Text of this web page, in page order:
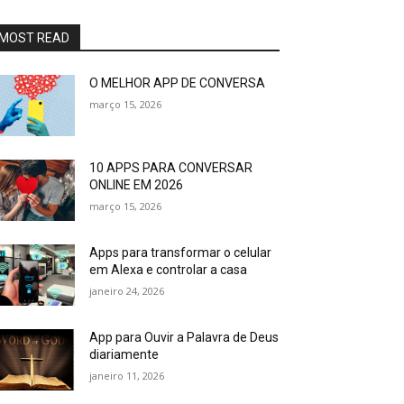
READ
O MELHOR APP DE CONVERSA
março 15, 2026
10 APPS PARA CONVERSAR
ONLINE EM 2026
março 15, 2026
Apps para transformar o celular
em Alexa e controlar a casa
janeiro 24, 2026
App para Ouvir a Palavra de Deus
diariamente
janeiro 11, 2026